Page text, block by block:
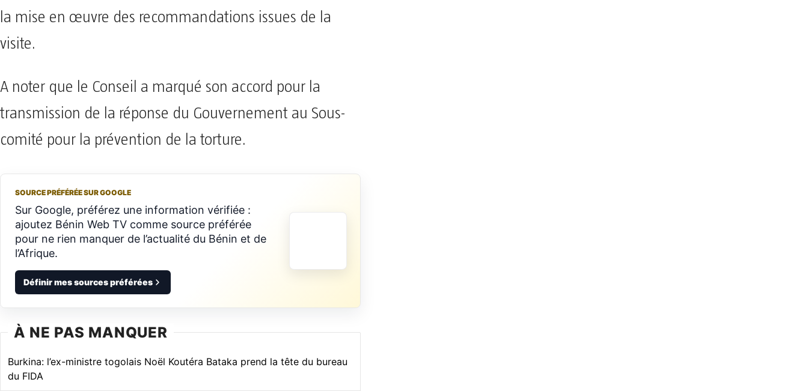
la mise en œuvre des recommandations issues de la
visite.
A noter que le Conseil a marqué son accord pour la
transmission de la réponse du Gouvernement au Sous-
comité pour la prévention de la torture.
SOURCE PRÉFÉRÉE SUR GOOGLE
Sur Google, préférez une information vérifiée :
ajoutez Bénin Web TV comme source préférée
pour ne rien manquer de l’actualité du Bénin et de
l’Afrique.
Définir mes sources préférées
À NE PAS MANQUER
Burkina: l’ex-ministre togolais Noël Koutéra Bataka prend la tête du bureau
du FIDA